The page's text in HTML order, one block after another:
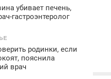
убивает печень,
гастроэнтеролог
родинки, если
пояснила
врач